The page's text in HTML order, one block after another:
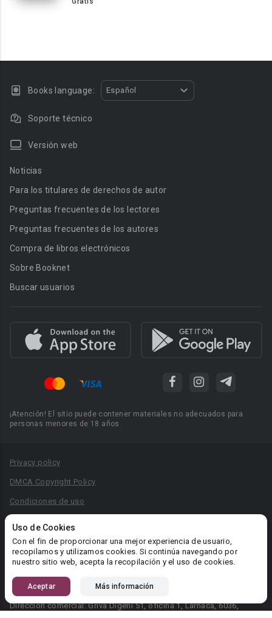
Uso de Cookies
Con el fin de proporcionar una mejor experiencia de usuario,
recopilamos y utilizamos cookies. Si continúa navegando por
nuestro sitio web, acepta la recopilación y el uso de cookies.
Aceptar Más información
Books language: Español
Soporte técnico
Versión web
Noticias
Para los titulares de derechos de autor
Preguntas frecuentes de los lectores
Preguntas frecuentes de los autores
Compra de libros electrónicos
Sobre Booknet
Buscar usuarios
¡Atención! El sitio puede contener materiales no adecuados para
personas menores de 18 años.
Privacy policy
DMCA Copyright Policy
Condiciones de uso
Reglas para la publicación de libros
Área RR.PP.: pr@booknet.com
© 2026 Booknet. Todos los derechos reservados.
Dirección comercial: Griva Digeni 51, oficina 1, Larnaca, 6036,